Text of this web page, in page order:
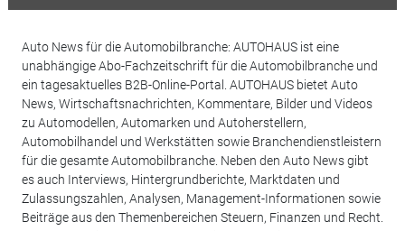
Auto News für die Automobilbranche: AUTOHAUS ist eine
unabhängige Abo-Fachzeitschrift für die Automobilbranche und
ein tagesaktuelles B2B-Online-Portal. AUTOHAUS bietet Auto
News, Wirtschaftsnachrichten, Kommentare, Bilder und Videos
zu Automodellen, Automarken und Autoherstellern,
Automobilhandel und Werkstätten sowie Branchendienstleistern
für die gesamte Automobilbranche. Neben den Auto News gibt
es auch Interviews, Hintergrundberichte, Marktdaten und
Zulassungszahlen, Analysen, Management-Informationen sowie
Beiträge aus den Themenbereichen Steuern, Finanzen und Recht.